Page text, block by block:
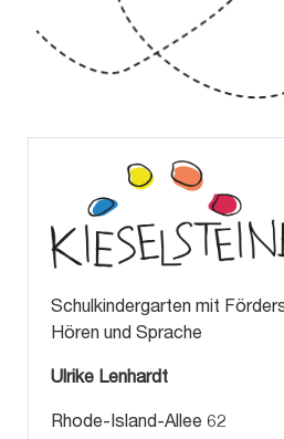
Schulkindergarten mit
Hören und Sprache
Ulrike Lenhardt
Rhode-Island-Allee 62